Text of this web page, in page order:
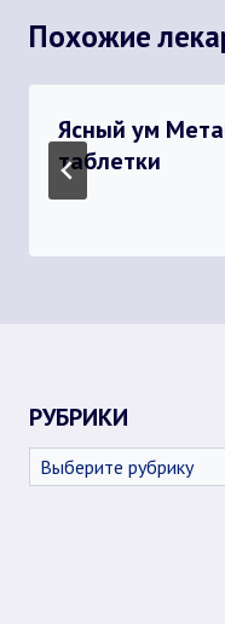
Похожие
Ясный ум
таблетки
РУБРИКИ
Рубрики